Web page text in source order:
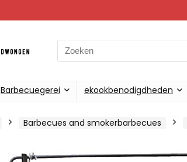
Search
for:
Barbecuegerei ekookbenodigdheden
Barbecues and smokerbarbecues